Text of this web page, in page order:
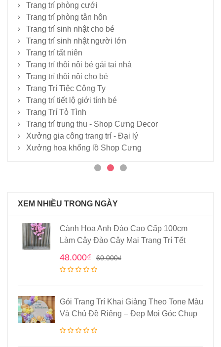
Trang trí phòng cưới
Trang trí phòng tân hôn
Trang trí sinh nhật cho bé
Trang trí sinh nhật người lớn
Trang trí tất niên
Trang trí thôi nôi bé gái tại nhà
Trang trí thôi nôi cho bé
Trang Trí Tiệc Công Ty
Trang trí tiết lộ giới tính bé
Trang Trí Tỏ Tình
Trang trí trung thu - Shop Cưng Decor
Xưởng gia công trang trí - Đại lý
Xưởng hoa khổng lồ Shop Cưng
XEM NHIỀU TRONG NGÀY
Cành Hoa Anh Đào Cao Cấp 100cm
Làm Cây Đào Cây Mai Trang Trí Tết
60.000₫
48.000₫
Gói Trang Trí Khai Giảng Theo Tone Màu
Và Chủ Đề Riêng – Đẹp Mọi Góc Chụp